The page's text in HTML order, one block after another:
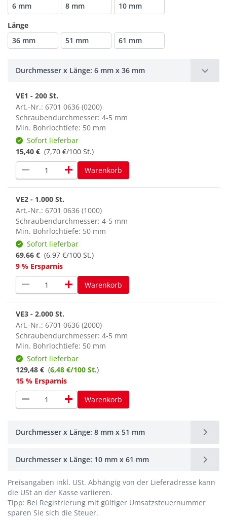
6 mm
8 mm
10 mm
Länge
36 mm
51 mm 61 mm
Durchmesser x Länge: 6 mm x 36 mm
VE1 - 200 St.
Art.-Nr.: 6701 0636 (0200)
Schraubendurchmesser: 4-5 mm
Min. Bohrlochtiefe: 50 mm
Sofort lieferbar
15,40 € (7,70 €/100 St.)
remove add Warenkorb
VE2 - 1.000 St.
Art.-Nr.: 6701 0636 (1000)
Schraubendurchmesser: 4-5 mm
Min. Bohrlochtiefe: 50 mm
Sofort lieferbar
69,66 € (6,97 €/100 St.)
9 % Ersparnis
remove add Warenkorb
VE3 - 2.000 St.
Art.-Nr.: 6701 0636 (2000)
Schraubendurchmesser: 4-5 mm
Min. Bohrlochtiefe: 50 mm
Sofort lieferbar
129,48 € (6,48 €/100 St.)
15 % Ersparnis
remove add Warenkorb
Durchmesser x Länge: 8 mm x 51 mm
Durchmesser x Länge: 10 mm x 61 mm
Preisangaben inkl. USt. Abhängig von der Lieferadresse kann
die USt an der Kasse variieren.
Tipp: Bei Registrierung mit gültiger Umsatzsteuernummer
sparen Sie sich die Steuer.